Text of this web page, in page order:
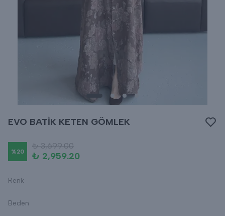
EVO BATİK KETEN GÖMLEK
%20
₺ 3,699.00
₺ 2,959.20
Renk
Beden